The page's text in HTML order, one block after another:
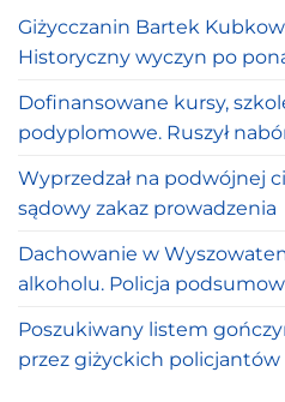
Giżycczanin Bartek
Historyczny wyczyn po
Dofinansowane kursy,
podyplomowe. Ruszył
Wyprzedzał na podwójnej
sądowy zakaz prowadzenia
Dachowanie w
alkoholu. Policja
Poszukiwany listem
przez giżyckich policjantów